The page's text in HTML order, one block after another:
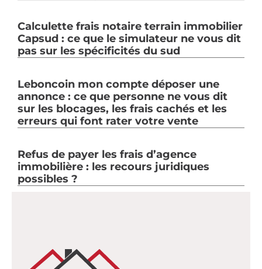
Calculette frais notaire terrain immobilier
Capsud : ce que le simulateur ne vous dit
pas sur les spécificités du sud
Leboncoin mon compte déposer une
annonce : ce que personne ne vous dit
sur les blocages, les frais cachés et les
erreurs qui font rater votre vente
Refus de payer les frais d’agence
immobilière : les recours juridiques
possibles ?